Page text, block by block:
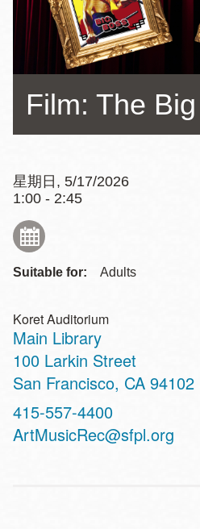
Film: The
星期日, 5/17/2026
1:00 - 2:45
Suitable for: Adults
Koret Auditorium
Main Library
Address
100 Larkin Street
San Francisco, CA 94102
Contact
Telephone
415-557-4400
ArtMusicRec@sfpl.org